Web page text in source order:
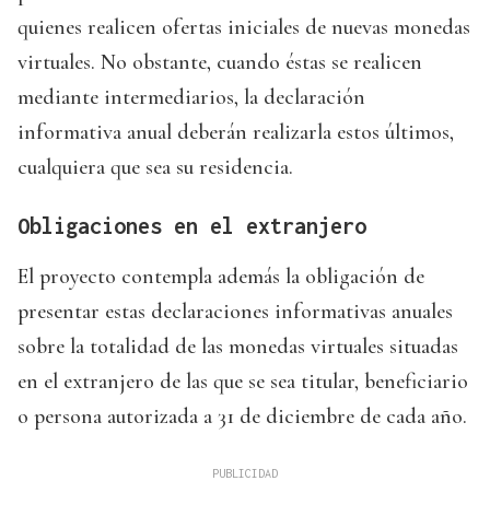
quienes realicen ofertas iniciales de nuevas monedas
virtuales. No obstante, cuando éstas se realicen
mediante intermediarios, la declaración
informativa anual deberán realizarla estos últimos,
cualquiera que sea su residencia.
Obligaciones en el extranjero
El proyecto contempla además la obligación de
presentar estas declaraciones informativas anuales
sobre la totalidad de las monedas virtuales situadas
en el extranjero de las que se sea titular, beneficiario
o persona autorizada a 31 de diciembre de cada año.